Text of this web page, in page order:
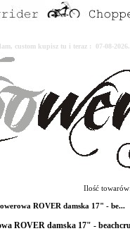
custom kupisz tu i teraz : 07-08-
Ilość
ROVER damska 17" - be...
ROVER damska 17" -